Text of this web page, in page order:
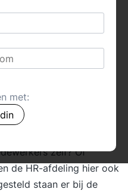
in uw organisatie een
zelf? Of
de HR-afdeling hier ook
staan er bij de
met: